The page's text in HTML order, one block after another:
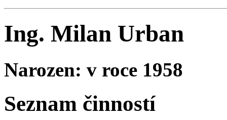
Ing. Milan Urban
Narozen: v roce 1958
Seznam činností